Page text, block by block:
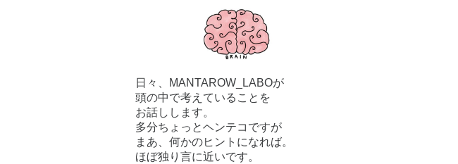
日々、MANTAROW_LABOが
頭の中で考えていることを
お話しします。
多分ちょっとヘンテコですが
まあ、何かのヒントになれば。
ほぼ独り言に近いです。